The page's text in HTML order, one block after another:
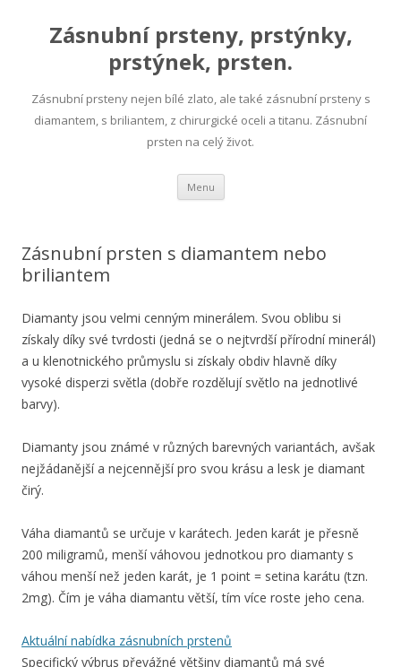
Zásnubní prsteny, prstýnky,
prstýnek, prsten.
Zásnubní prsteny nejen bílé zlato, ale také zásnubní prsteny s
diamantem, s briliantem, z chirurgické oceli a titanu. Zásnubní
prsten na celý život.
Menu Přejít
obsahu
Zásnubní prsten s diamantem nebo
briliantem
Diamanty jsou velmi cenným minerálem. Svou oblibu si
získaly díky své tvrdosti (jedná se o nejtvrdší přírodní minerál)
a u klenotnického průmyslu si získaly obdiv hlavně díky
vysoké disperzi světla (dobře rozdělují světlo na jednotlivé
barvy).
Diamanty jsou známé v různých barevných variantách, avšak
nejžádanější a nejcennější pro svou krásu a lesk je diamant
čirý.
Váha diamantů se určuje v karátech. Jeden karát je přesně
200 miligramů, menší váhovou jednotkou pro diamanty s
váhou menší než jeden karát, je 1 point = setina karátu (tzn.
2mg). Čím je váha diamantu větší, tím více roste jeho cena.
Aktuální nabídka zásnubních prstenů
Specifický výbrus převážné většiny diamantů má své